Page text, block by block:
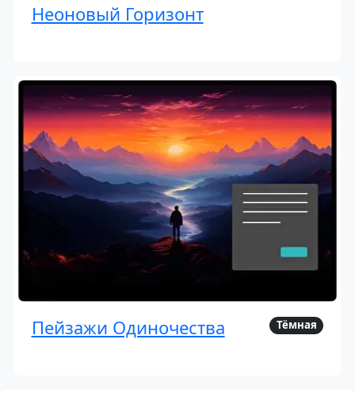
Неоновый Горизонт
Пейзажи Одиночества Тёмная